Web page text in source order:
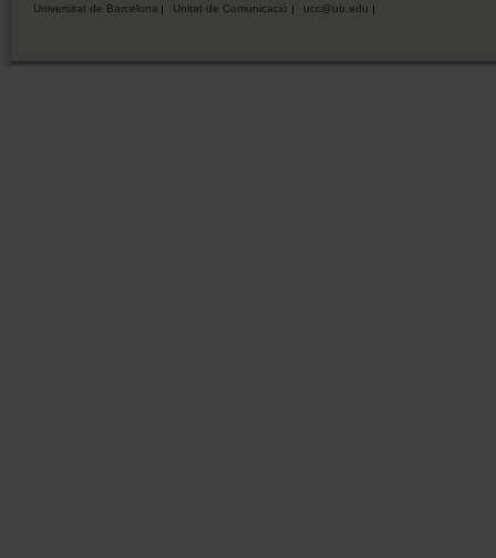
Universitat de Barcelona Unitat de Comunicació ucc@ub.edu